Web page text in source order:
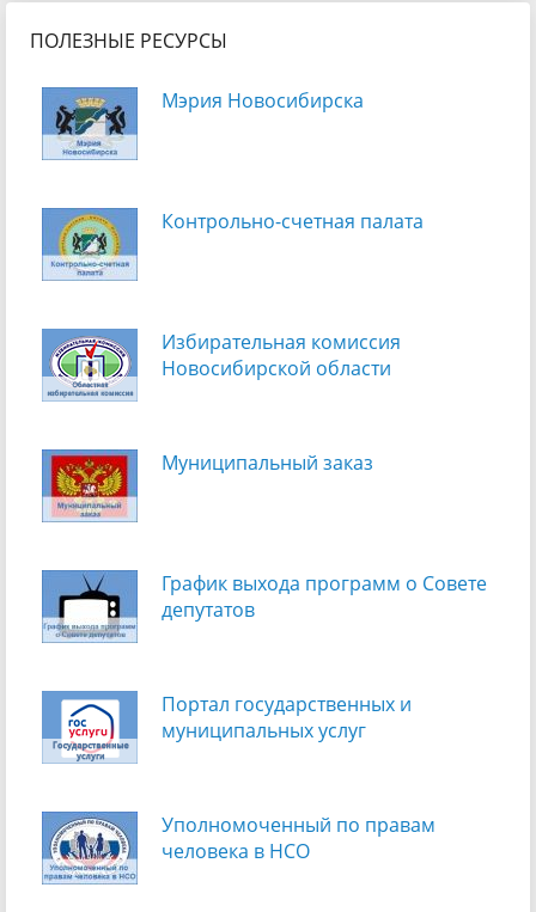
ПОЛЕЗНЫЕ РЕСУРСЫ
Мэрия Новосибирска
Контрольно-счетная палата
Избирательная комиссия
Новосибирской области
Муниципальный заказ
График выхода программ о Cовете
депутатов
Портал государственных и
муниципальных услуг
Уполномоченный по правам
человека в НСО